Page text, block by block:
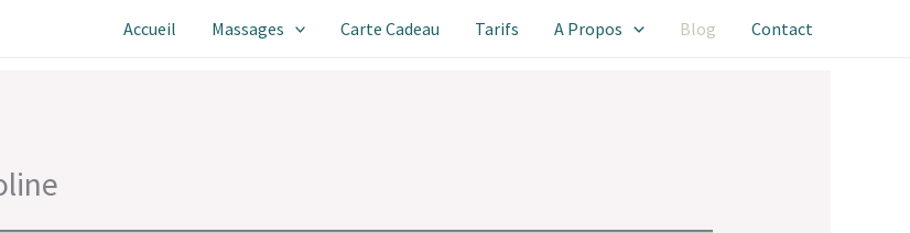
Accueil Massages Carte Cadeau Tarifs A Propos Blog Contact